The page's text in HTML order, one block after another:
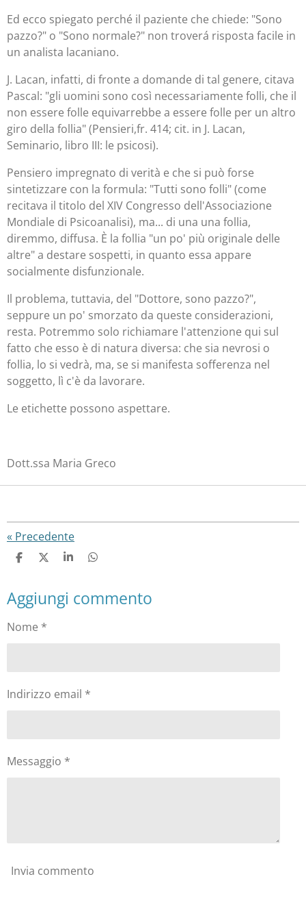
Ed ecco spiegato perché il paziente che chiede: "Sono
pazzo?" o "Sono normale?" non troverá risposta facile in
un analista lacaniano.
J. Lacan, infatti, di fronte a domande di tal genere, citava
Pascal: "gli uomini sono così necessariamente folli, che il
non essere folle equivarrebbe a essere folle per un altro
giro della follia" (Pensieri,fr. 414; cit. in J. Lacan,
Seminario, libro III: le psicosi).
Pensiero impregnato di verità e che si può forse
sintetizzare con la formula: "Tutti sono folli" (come
recitava il titolo del XIV Congresso dell'Associazione
Mondiale di Psicoanalisi), ma... di una una follia,
diremmo, diffusa. È la follia "un po' più originale delle
altre" a destare sospetti, in quanto essa appare
socialmente disfunzionale.
Il problema, tuttavia, del "Dottore, sono pazzo?",
seppure un po' smorzato da queste considerazioni,
resta. Potremmo solo richiamare l'attenzione qui sul
fatto che esso è di natura diversa: che sia nevrosi o
follia, lo si vedrà, ma, se si manifesta sofferenza nel
soggetto, lì c'è da lavorare.
Le etichette possono aspettare.
Dott.ssa Maria Greco
« Precedente
C
d
i
i
C
d
i
i
C
d
i
C
d
i
Aggiungi commento
Nome *
Indirizzo email *
Messaggio *
Invia commento